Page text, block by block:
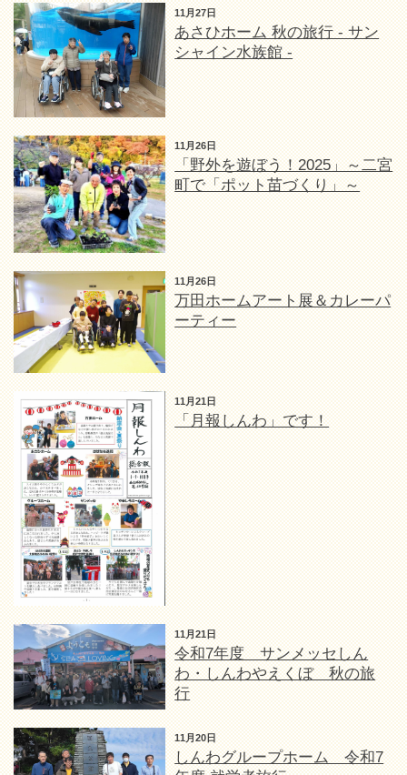
11月27日
あさひホーム 秋の旅行 - サン
シャイン水族館 -
11月26日
「野外を遊ぼう！2025」～二宮
町で「ポット苗づくり」～
11月26日
万田ホームアート展＆カレーパ
ーティー
11月21日
「月報しんわ」です！
11月21日
令和7年度 サンメッセしん
わ・しんわやえくぼ 秋の旅
行
11月20日
しんわグループホーム 令和7